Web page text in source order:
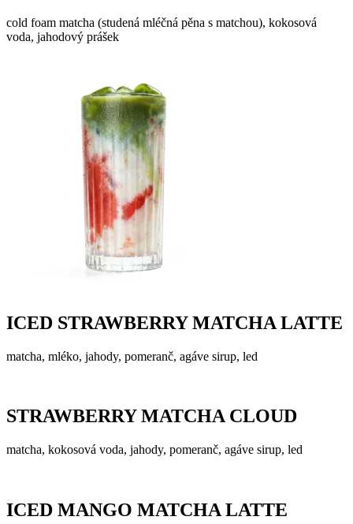
cold foam matcha (studená mléčná pěna s matchou), kokosová
voda, jahodový prášek
ICED STRAWBERRY MATCHA LATTE
matcha, mléko, jahody, pomeranč, agáve sirup, led
STRAWBERRY MATCHA CLOUD
matcha, kokosová voda, jahody, pomeranč, agáve sirup, led
ICED MANGO MATCHA LATTE